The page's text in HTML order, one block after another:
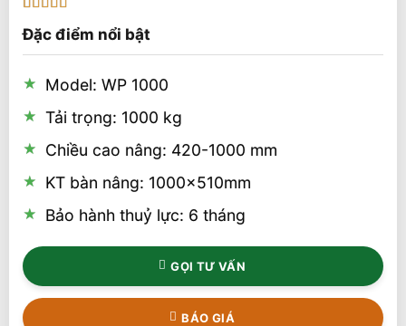
trên 5 dựa
trênđánh
giá
Đặc điểm nổi bật
Model: WP 1000
Tải trọng: 1000 kg
Chiều cao nâng: 420-1000 mm
KT bàn nâng: 1000x510mm
Bảo hành thuỷ lực: 6 tháng
GỌI TƯ VẤN
BÁO GIÁ